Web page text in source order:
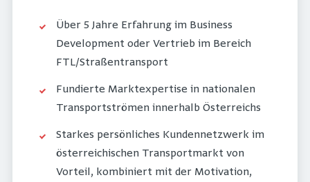
Über 5 Jahre Erfahrung im Business
Development oder Vertrieb im Bereich
FTL/Straßentransport
Fundierte Marktexpertise in nationalen
Transportströmen innerhalb Österreichs
Starkes persönliches Kundennetzwerk im
österreichischen Transportmarkt von
Vorteil, kombiniert mit der Motivation,